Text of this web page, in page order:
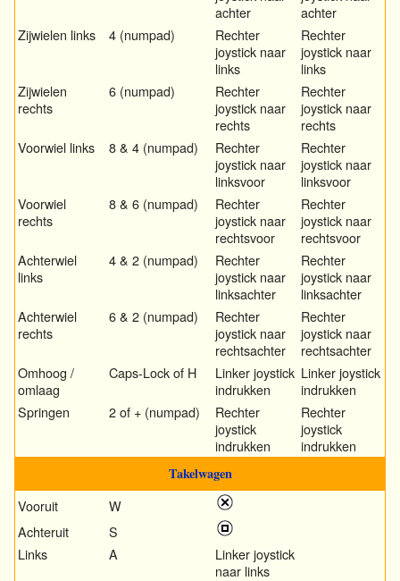
achter
achter
Zijwielen links
4 (numpad)
Rechter
joystick naar
links
Rechter
joystick naar
links
Zijwielen
rechts
6 (numpad)
Rechter
joystick naar
rechts
Rechter
joystick naar
rechts
Voorwiel links
8 & 4 (numpad)
Rechter
joystick naar
linksvoor
Rechter
joystick naar
linksvoor
Voorwiel
rechts
8 & 6 (numpad)
Rechter
joystick naar
rechtsvoor
Rechter
joystick naar
rechtsvoor
Achterwiel
links
4 & 2 (numpad)
Rechter
joystick naar
linksachter
Rechter
joystick naar
linksachter
Achterwiel
rechts
6 & 2 (numpad)
Rechter
joystick naar
rechtsachter
Rechter
joystick naar
rechtsachter
Omhoog /
omlaag
Caps-Lock of H
Linker joystick
indrukken
Linker joystick
indrukken
Springen
2 of + (numpad)
Rechter
joystick
indrukken
Rechter
joystick
indrukken
Takelwagen
Vooruit
W
Achteruit
S
Links
A
Linker joystick
naar links